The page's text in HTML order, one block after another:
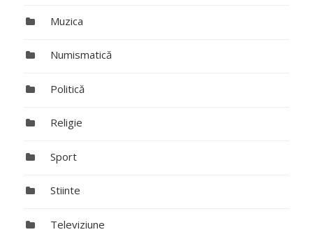
Muzica
Numismatică
Politică
Religie
Sport
Stiinte
Televiziune